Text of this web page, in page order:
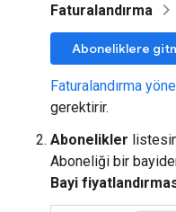
Faturalandırma
Aboneliklere
Faturalandırma
gerektirir.
Abonelikler
Aboneliği bir
Bayi